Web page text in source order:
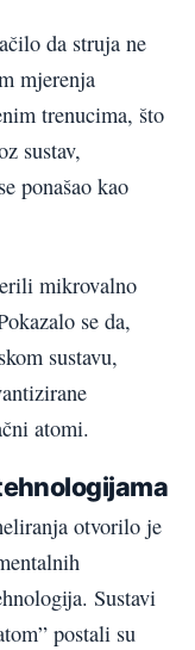
da struja ne
mjerenja
trenucima, što
sustav,
ponašao kao
mikrovalno
se da,
sustavu,
atomi.
otvorilo je
Sustavi
postali su